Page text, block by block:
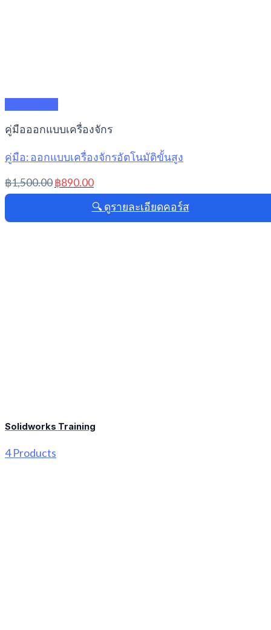
คู่มือออกแบบเครื่องจักร
คู่มือ: ออกแบบเครื่องจักรอัตโนมัติขั้นสูง
฿1,500.00Original
price
฿1,500.00.
฿890.00Current
price
is:
฿890.00.
🔍 ดูรายละเอียดคอร์ส
Solidworks Training
4 Products